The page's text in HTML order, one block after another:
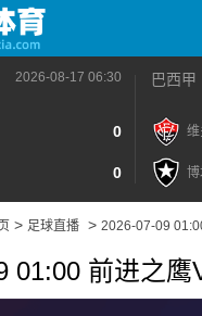
2026-08-17 06:30
0
0
巴西甲
> 足球直播> 2026-07-09
01:00 前进之